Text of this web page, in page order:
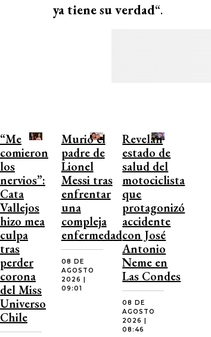
ya tiene su verdad“.
“Me
comieron
los
nervios”:
Cata
Vallejos
hizo mea
culpa
tras
perder
corona
del Miss
Universo
Chile
Murió el
padre de
Lionel
Messi tras
enfrentar
una
compleja
enfermedad
08 DE
AGOSTO
2026 |
09:01
Revelan
estado de
salud del
motociclista
que
protagonizó
accidente
con José
Antonio
Neme en
Las Condes
08 DE
AGOSTO
2026 |
08:46